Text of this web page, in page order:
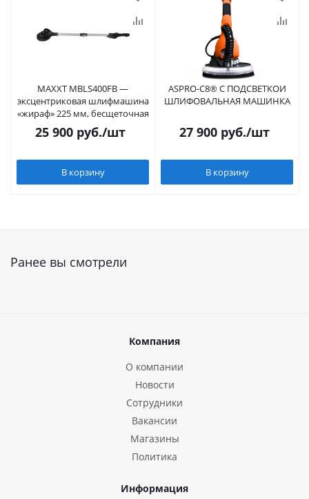
MAXXT MBLS400FB —
эксцентриковая шлифмашина
«жираф» 225 мм, бесщеточная
25 900 руб./шт
В корзину
ASPRO-С8® С ПОДСВЕТКОЙ
ШЛИФОВАЛЬНАЯ МАШИНКА
27 900 руб./шт
В корзину
Ранее вы смотрели
Компания
О компании
Новости
Сотрудники
Вакансии
Магазины
Политика
Информация